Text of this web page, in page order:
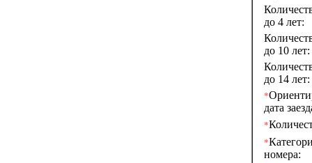
до 4 лет:
до 10 лет:
до 14 лет:
*
дата
*
*
номера: